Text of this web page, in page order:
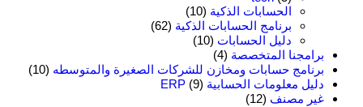
الحسابات الذكية (10)
برنامج الحسابات الذكية (62)
دليل الحسابات (10)
برامجنا المتخصصة (4)
برنامج حسابات ومخازن للشركات الصغيرة والمتوسطه (10)
دليل معلومات الحسابية ERP (9)
غير مصنف (12)